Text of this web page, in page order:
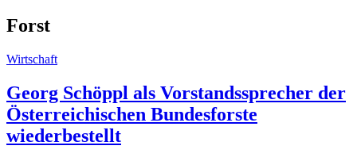
Forst
Wirtschaft
Georg Schöppl als Vorstandssprecher der
Österreichischen Bundesforste
wiederbestellt